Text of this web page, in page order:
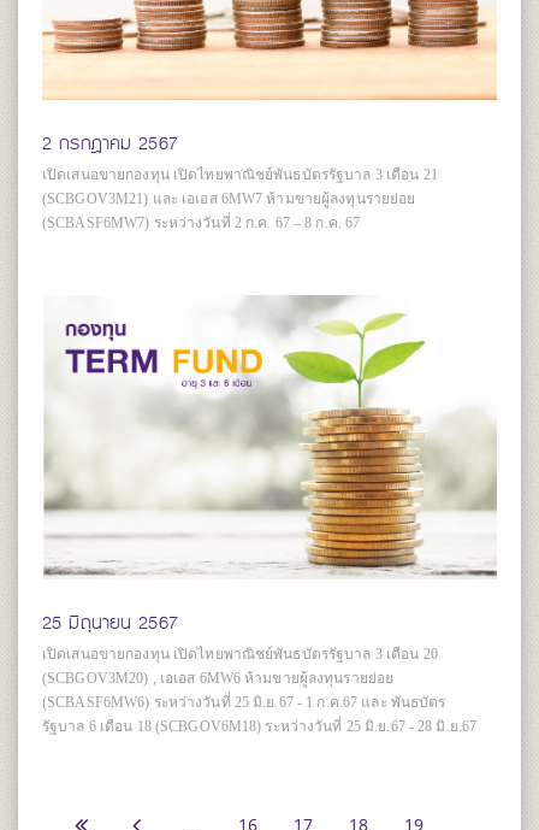
2 กรกฎาคม 2567
เปิดเสนอขายกองทุน เปิดไทยพาณิชย์พันธบัตรรัฐบาล 3 เดือน 21
(SCBGOV3M21) และ เอเอส 6MW7 ห้ามขายผู้ลงทุนรายย่อย
(SCBASF6MW7) ระหว่างวันที่ 2 ก.ค. 67 – 8 ก.ค. 67
25 มิถุนายน 2567
เปิดเสนอขายกองทุน เปิดไทยพาณิชย์พันธบัตรรัฐบาล 3 เดือน 20
(SCBGOV3M20) , เอเอส 6MW6 ห้ามขายผู้ลงทุนรายย่อย
(SCBASF6MW6) ระหว่างวันที่ 25 มิ.ย.67 - 1 ก.ค.67 และ พันธบัตร
รัฐบาล 6 เดือน 18 (SCBGOV6M18) ระหว่างวันที่ 25 มิ.ย.67 - 28 มิ.ย.67
16 17 18
19